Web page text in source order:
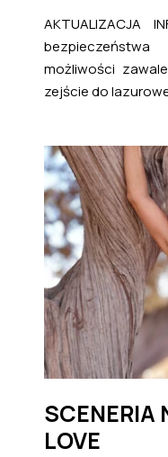
AKTUALIZACJA
możliwości
zejście do
SCENERIA
LOVE